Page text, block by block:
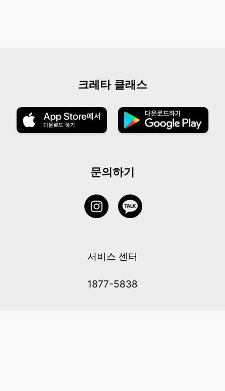
크레타 클래스
문의하기
서비스 센터
1877-5838